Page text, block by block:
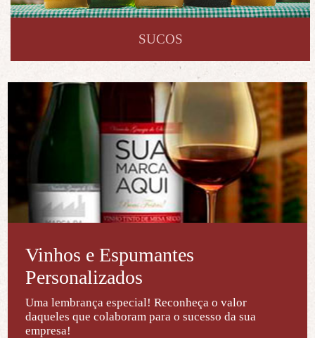
SUCOS
Vinhos e Espumantes
Personalizados
Uma lembrança especial! Reconheça o valor
daqueles que colaboram para o sucesso da sua
empresa!